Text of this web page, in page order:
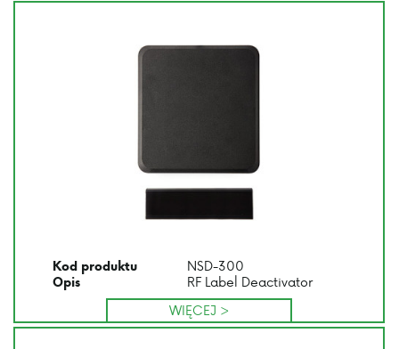
Kod produktu NSD-300
Opis
RF Label Deactivator
WIĘCEJ >